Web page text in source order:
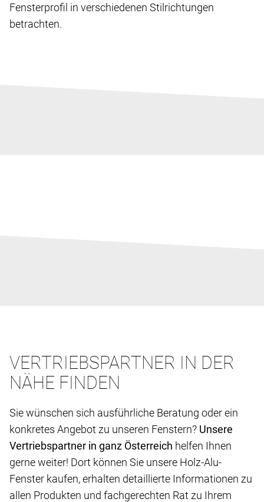
Fensterprofil in verschiedenen Stilrichtungen
betrachten.
VERTRIEBSPARTNER IN DER
NÄHE FINDEN
Sie wünschen sich ausführliche Beratung oder ein
konkretes Angebot zu unseren Fenstern? Unsere
Vertriebspartner in ganz Österreich helfen Ihnen
gerne weiter! Dort können Sie unsere Holz-Alu-
Fenster kaufen, erhalten detaillierte Informationen zu
allen Produkten und fachgerechten Rat zu Ihrem